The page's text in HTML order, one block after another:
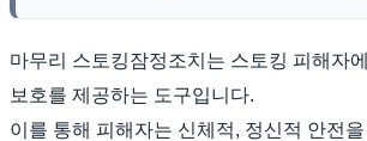
마무리 스토킹잠정조치는 스토킹 피해자
보호를 제공하는 도구입니다.
이를 통해 피해자는 신체적, 정신적 안전